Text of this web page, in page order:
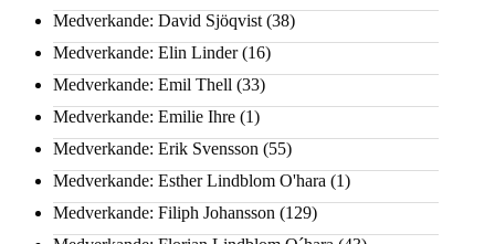
Medverkande: David Sjöqvist (38)
Medverkande: Elin Linder(16)
Medverkande: Emil Thell (33)
Medverkande: Emilie Ihre (1)
Medverkande: Erik Svensson (55)
Medverkande: Esther Lindblom O'hara (1)
Medverkande: Filiph Johansson (129)